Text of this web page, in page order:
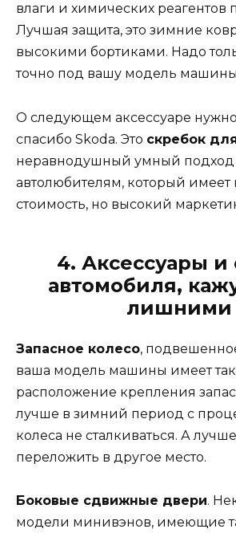
влаги и химических реагентов
Лучшая защита, это зимние
высокими бортиками. Надо
точно под вашу модель
О следующем аксессуаре нужно
спасибо Skoda. Это скребок
неравнодушный умный подход
автолюбителям, который имеет
стоимость, но высокий
4. Аксессуары и
автомобиля,
лишними
Запасное колесо,
ваша модель машины имеет
расположение крепления
лучше в зимний период с
колеса не сталкиваться. А
переложить в другое место.
Боковые сдвижные двери.
модели минивэнов, имеющие